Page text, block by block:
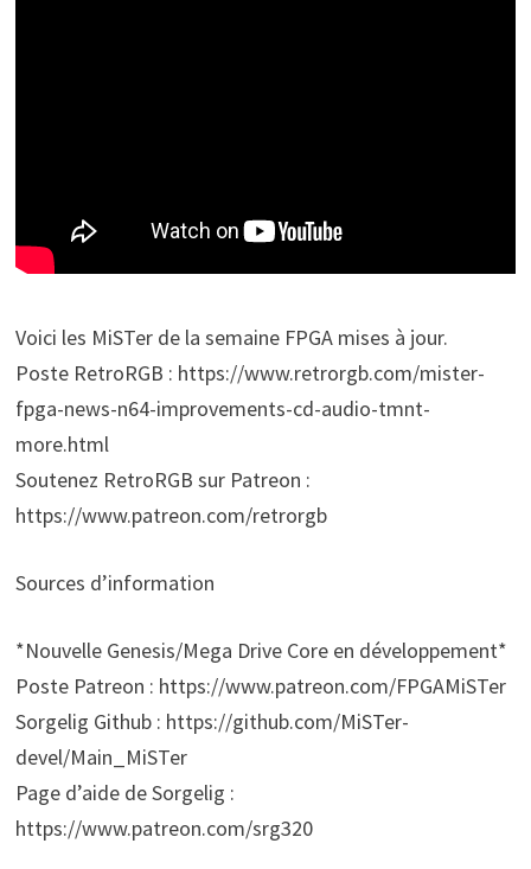
Voici les MiSTer de la semaine FPGA mises à jour.
Poste RetroRGB : https://www.retrorgb.com/mister-
fpga-news-n64-improvements-cd-audio-tmnt-
more.html
Soutenez RetroRGB sur Patreon :
https://www.patreon.com/retrorgb
Sources d’information
*Nouvelle Genesis/Mega Drive Core en développement*
Poste Patreon : https://www.patreon.com/FPGAMiSTer
Sorgelig Github : https://github.com/MiSTer-
devel/Main_MiSTer
Page d’aide de Sorgelig :
https://www.patreon.com/srg320